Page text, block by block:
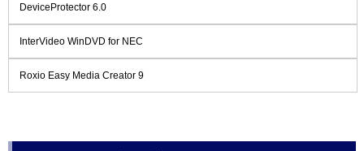
DeviceProtector 6.0
InterVideo WinDVD for NEC
Roxio Easy Media Creator 9